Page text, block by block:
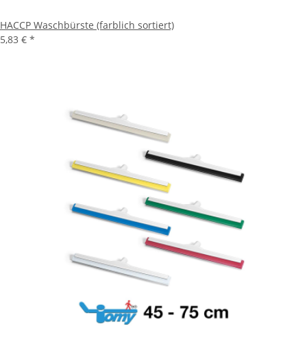
HACCP Waschbürste (farblich sortiert)
5,83 € *